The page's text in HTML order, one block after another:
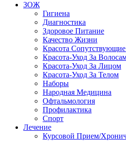
ЗОЖ
Гигиена
Диагностика
Здоровое Питание
Качество Жизни
Красота
Красота-Уход За
Красота-Уход За Лицом
Красота-Уход За Телом
Наборы
Народная Медицина
Офтальмология
Профилактика
Спорт
Лечение
Курсовой Прием/